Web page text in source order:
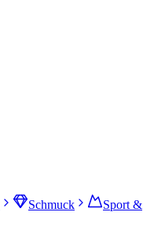
Schmuck
Sport &